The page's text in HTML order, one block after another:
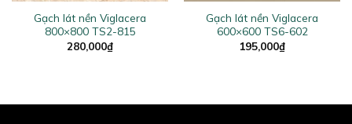
Gạch lát nền Viglacera
800×800 TS2-815
280,000₫
Gạch lát nền Viglacera
600×600 TS6-602
195,000₫